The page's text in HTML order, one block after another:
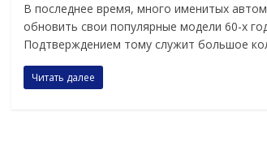
В последнее время, много именитых
обновить свои популярные модели 60-х
Подтверждением тому служит большое
Читать далее